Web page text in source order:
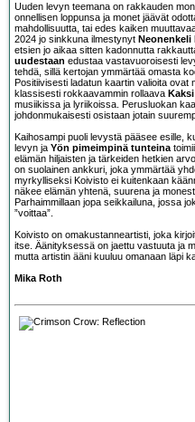
Uuden levyn teemana on rakkauden
onnellisen loppunsa ja monet jäävät
mahdollisuutta, tai edes kaiken
2024 jo sinkkuna ilmestynyt Neonenkeli
etsien jo aikaa sitten kadonnutta
uudestaan edustaa vastavuoroisesti
tehdä, sillä kertojan ymmärtää omasta
Positiivisesti ladatun kaartin valioita ovat
klassisesti rokkaavammin rollaava
musiikissa ja lyriikoissa. Perusluokan
johdonmukaisesti osistaan jotain
Kaihosampi puoli levystä pääsee esille,
levyn ja Yön pimeimpinä tunteina
elämän hiljaisten ja tärkeiden hetkien
on suolainen ankkuri, joka ymmärtää
myrkylliseksi Koivisto ei kuitenkaan
näkee elämän yhtenä, suurena ja
Parhaimmillaan jopa seikkailuna, jossa
”voittaa”.
Koivisto on omakustanneartisti, joka
itse. Äänityksessä on jaettu vastuuta ja
mutta artistin ääni kuuluu omanaan läpi
Mika Roth